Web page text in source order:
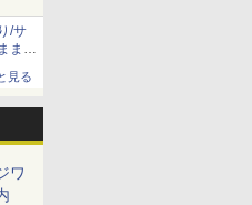
/サ
まで
見る
ワ